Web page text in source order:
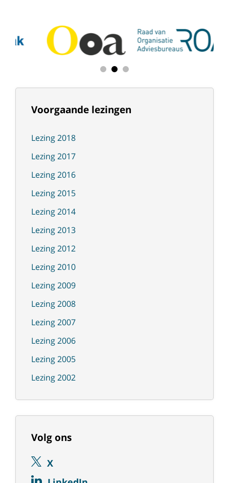
Voorgaande lezingen
Lezing 2018
Lezing 2017
Lezing 2016
Lezing 2015
Lezing 2014
Lezing 2013
Lezing 2012
Lezing 2010
Lezing 2009
Lezing 2008
Lezing 2007
Lezing 2006
Lezing 2005
Lezing 2002
Volg ons
X